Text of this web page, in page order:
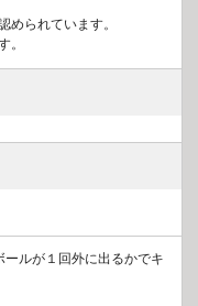
められています。
。
ルが１回外に出るかでキ